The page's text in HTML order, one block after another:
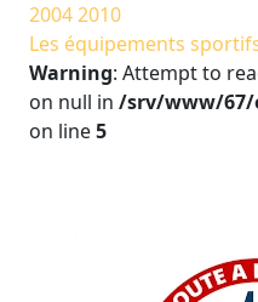
20042010
Les équipements
Warning: Attempt to
on null in /srv/www/
on line5